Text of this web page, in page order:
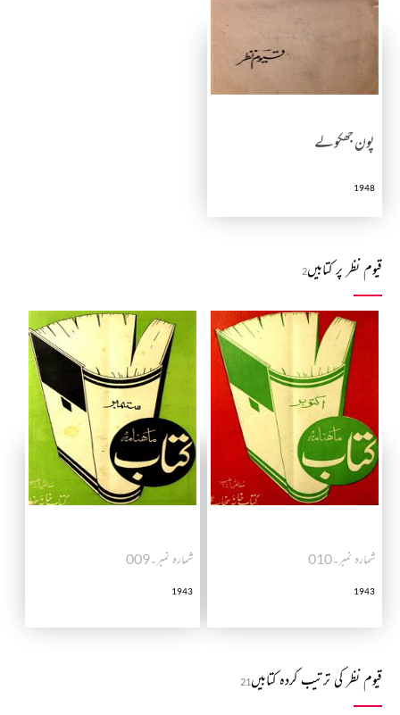
پون جھکولے
1948
قیوم نظر پر کتابیں2
شمارہ نمبر۔010
1943
شمارہ نمبر۔009
1943
قیوم نظر کی ترتیب کردہ کتابیں21